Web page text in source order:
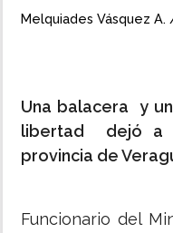
Melquiades Vásquez A.
Una balacera y
libertad dejó a
provincia de
Funcionario del